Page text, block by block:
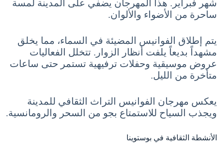
شهر فبراير. هذا المهرجان يضفي على المدينة لمسة
ساحرة من الأضواء والألوان.
يتم إطلاق الفوانيس المضيئة في السماء، مما يخلق
مشهداً بديعاً يلفت أنظار الزوار. تتخلل الفعاليات
عروض موسيقية وحفلات ترفيهية تستمر حتى ساعات
متأخرة من الليل.
يعكس مهرجان الفوانيس التراث الثقافي للمدينة
ويجذب السياح للاستمتاع بجو من السحر والرومانسية.
الأنشطة الثقافية في بوستوينا